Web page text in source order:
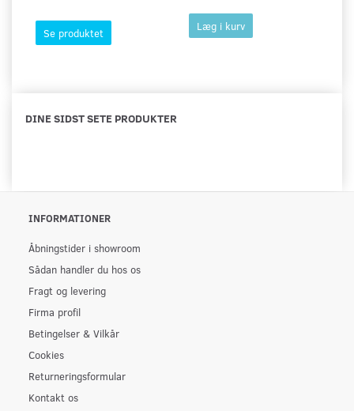
Se produktet
Læg i kurv
DINE SIDST SETE PRODUKTER
INFORMATIONER
Åbningstider i showroom
Sådan handler du hos os
Fragt og levering
Firma profil
Betingelser & Vilkår
Cookies
Returneringsformular
Kontakt os